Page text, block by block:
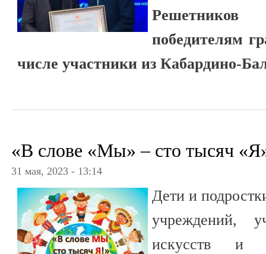
победителям
числе участники из Кабардино-
«В слове «Мы» – сто тысяч
31 мая, 2023 - 13:14
Дети и
учреждений,
искусств и